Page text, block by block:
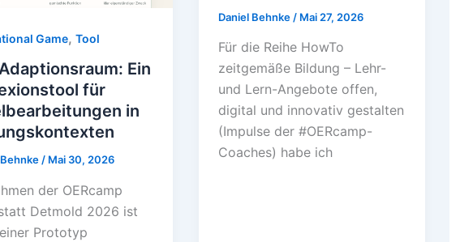
Game, Tool
Ein
für
in
/ Mai 30, 2026
der OERcamp
Detmold 2026 ist
Prototyp
Daniel Behnke / Mai 27, 2026
Für die Reihe HowTo
zeitgemäße Bildung – Lehr-
und Lern-Angebote offen,
digital und innovativ gestalten
(Impulse der #OERcamp-
Coaches) habe ich